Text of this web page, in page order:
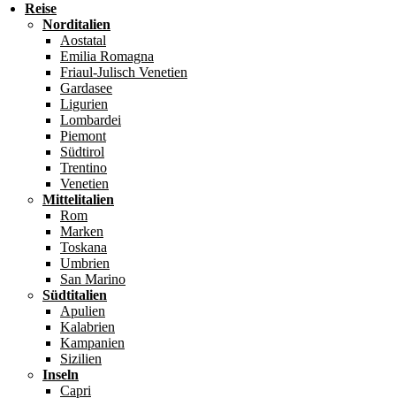
Reise
Norditalien
Aostatal
Emilia Romagna
Friaul-Julisch Venetien
Gardasee
Ligurien
Lombardei
Piemont
Südtirol
Trentino
Venetien
Mittelitalien
Rom
Marken
Toskana
Umbrien
San Marino
Südtitalien
Apulien
Kalabrien
Kampanien
Sizilien
Inseln
Capri